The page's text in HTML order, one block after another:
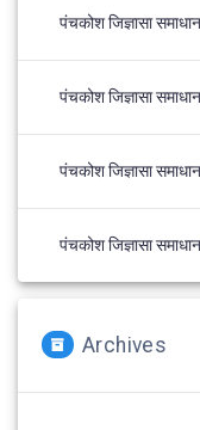
पंचकोश जिज्ञासा
पंचकोश जिज्ञासा
पंचकोश जिज्ञासा
पंचकोश जिज्ञासा
Archives